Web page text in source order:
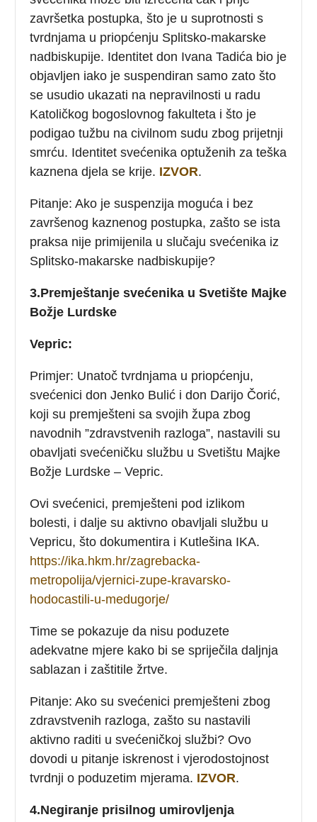
završetka postupka, što je u suprotnosti s
tvrdnjama u priopćenju Splitsko-makarske
nadbiskupije. Identitet don Ivana Tadića bio je
objavljen iako je suspendiran samo zato što
se usudio ukazati na nepravilnosti u radu
Katoličkog bogoslovnog fakulteta i što je
podigao tužbu na civilnom sudu zbog prijetnji
smrću. Identitet svećenika optuženih za teška
kaznena djela se krije. IZVOR.
Pitanje: Ako je suspenzija moguća i bez
završenog kaznenog postupka, zašto se ista
praksa nije primijenila u slučaju svećenika iz
Splitsko-makarske nadbiskupije?
3.Premještanje svećenika u Svetište Majke
Božje Lurdske
Vepric:
Primjer: Unatoč tvrdnjama u priopćenju,
svećenici don Jenko Bulić i don Darijo Čorić,
koji su premješteni sa svojih župa zbog
navodnih ”zdravstvenih razloga”, nastavili su
obavljati svećeničku službu u Svetištu Majke
Božje Lurdske – Vepric.
Ovi svećenici, premješteni pod izlikom
bolesti, i dalje su aktivno obavljali službu u
Vepricu, što dokumentira i Kutlešina IKA.
https://ika.hkm.hr/zagrebacka-
metropolija/vjernici-zupe-kravarsko-
hodocastili-u-medugorje/
Time se pokazuje da nisu poduzete
adekvatne mjere kako bi se spriječila daljnja
sablazan i zaštitile žrtve.
Pitanje: Ako su svećenici premješteni zbog
zdravstvenih razloga, zašto su nastavili
aktivno raditi u svećeničkoj službi? Ovo
dovodi u pitanje iskrenost i vjerodostojnost
tvrdnji o poduzetim mjerama. IZVOR.
4.Negiranje prisilnog umirovljenja